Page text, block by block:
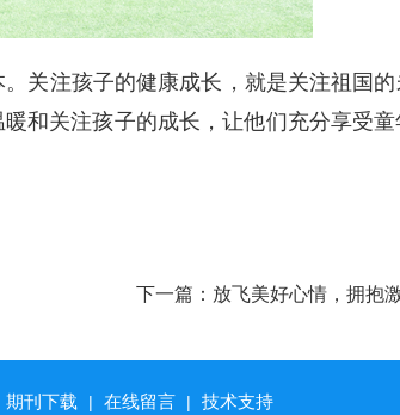
关注孩子的健康成长，就是关注祖国
和关注孩子的成长，让他们充分享受
下一篇： 放飞美好心情，拥
期刊下载 | 在线留言 | 技术支持